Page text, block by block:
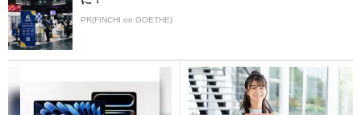
PR(FINCHI on GOETHE)